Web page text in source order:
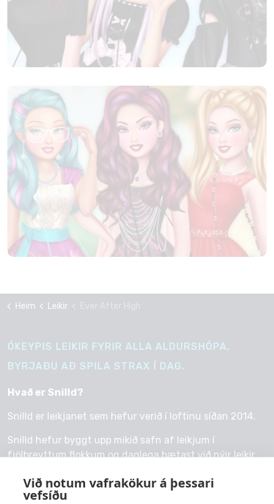
Við notum vafrakökur á þessari
vefsíðu
Heim Leikir
ÓKEYPIS LEIKIR FYRIR ALLA ALDURSHÓPA,
BYRJAÐU AÐ SPILA STRAX Í DAG.
Hvað er Snilld?
Snilld er leikjanet sem hefur verið í loftinu síðan 2014.
Snilld hefur byggt upp mikið safn af leikjum í
fjölbreyttum flokkum og daglega bætast við nýir leikir.